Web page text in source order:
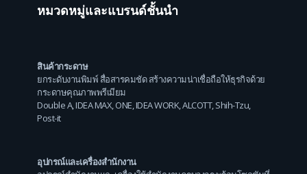
หมวดหมู่และแบรนด์ชั้นนำ
สินค้ากระดาษ
ยกระดับงานพิมพ์ สื่อสารคมชัด สร้างความน่าเชื่อถือให้ธุรกิจด้วย
กระดาษคุณภาพพรีเมียม
Double A,IDEA MAX,ONE,IDEA WORK,ALCOTT,Shih-Tzu,
Post-it
อุปกรณ์และเครื่องสำนักงาน